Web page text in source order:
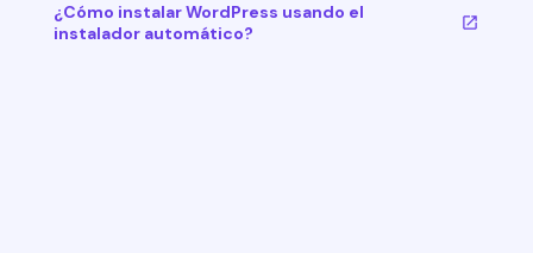
¿Cómo instalar WordPress usando el
instalador automático?